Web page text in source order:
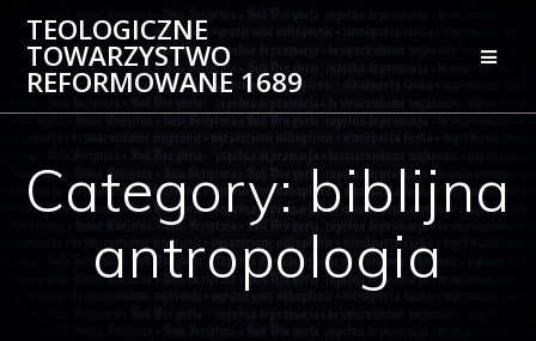
TEOLOGICZNE
TOWARZYSTWO
REFORMOWANE 1689
Category: biblijna
antropologia